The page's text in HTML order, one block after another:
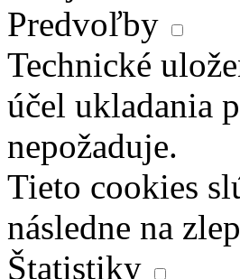
Predvoľby
Technické
účel ukladania
nepožaduje.
Tieto cookies
následne na
Štatistiky